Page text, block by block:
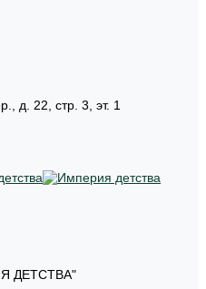
д. 22, стр. 3, эт. 1
ДЕТСТВА"